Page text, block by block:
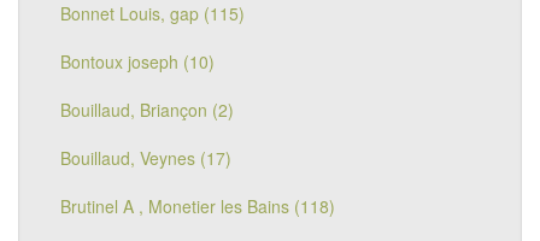
Bonnet Louis, gap (115)
Bontoux joseph (10)
Bouillaud, Briançon (2)
Bouillaud, Veynes (17)
Brutinel A , Monetier les Bains (118)